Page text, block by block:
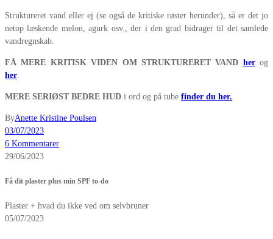
Struktureret vand eller ej (se også de kritiske røster herunder), så er det jo
netop læskende melon, agurk osv., der i den grad bidrager til det samlede
vandregnskab.
FÅ MERE KRITISK VIDEN OM STRUKTURERET VAND herog
her.
MERE SERIØST BEDRE HUD i ord og på tube finder du her.
ByAnette Kristine Poulsen
03/07/2023
6 Kommentarer
29/06/2023
Få dit plaster plus min SPF to-do
Plaster + hvad du ikke ved om selvbruner
05/07/2023